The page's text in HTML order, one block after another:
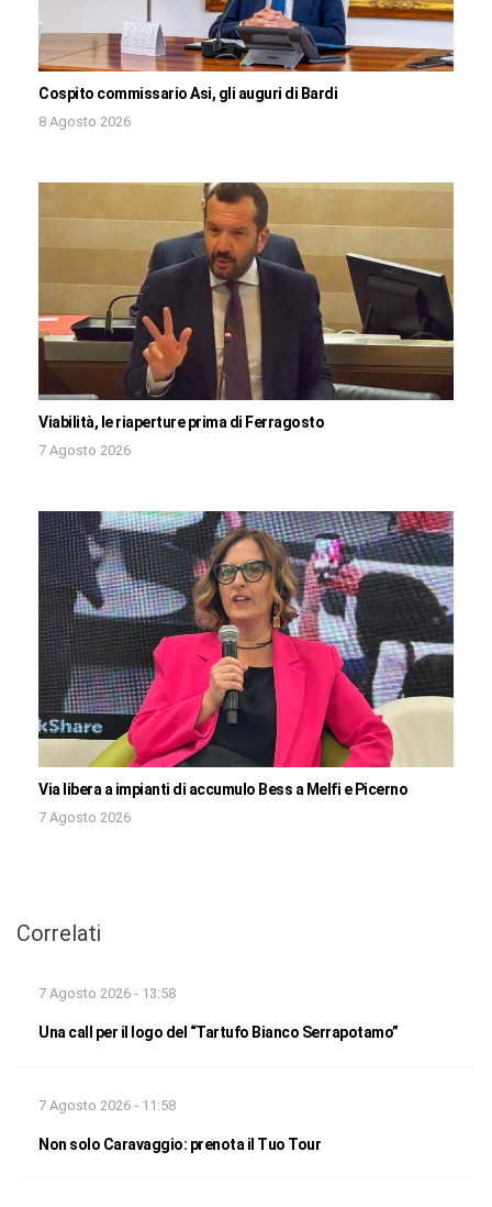
Cospito commissario Asi, gli auguri di Bardi
8 Agosto 2026
Viabilità, le riaperture prima di Ferragosto
7 Agosto 2026
Via libera a impianti di accumulo Bess a Melfi e Picerno
7 Agosto 2026
Correlati
7 Agosto 2026 - 13:58
Una call per il logo del “Tartufo Bianco Serrapotamo”
7 Agosto 2026 - 11:58
Non solo Caravaggio: prenota il Tuo Tour